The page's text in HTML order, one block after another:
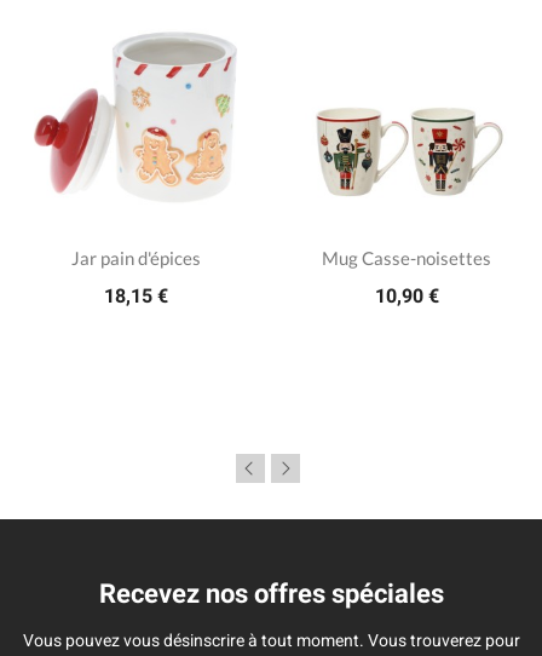
Jar pain d'épices
18,15 €
Mug Casse-noisettes
10,90 €
Recevez nos offres spéciales
Vous pouvez vous désinscrire à tout moment. Vous trouverez pour